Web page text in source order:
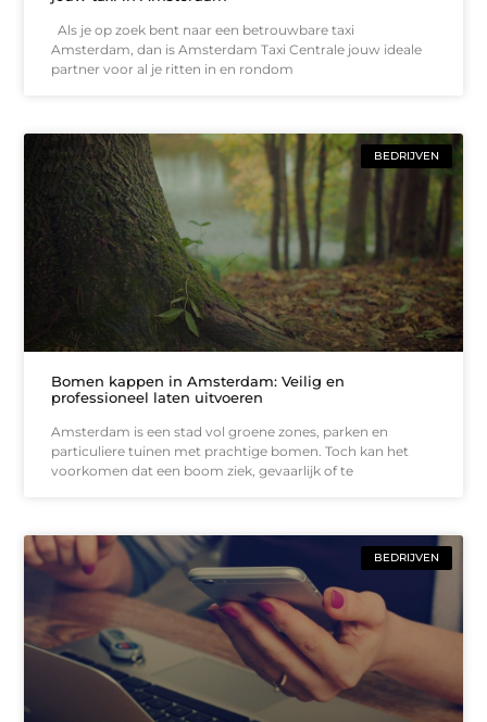
Als je op zoek bent naar een betrouwbare taxi
Amsterdam, dan is Amsterdam Taxi Centrale jouw ideale
partner voor al je ritten in en rondom
BEDRIJVEN
Bomen kappen in Amsterdam: Veilig en
professioneel laten uitvoeren
Amsterdam is een stad vol groene zones, parken en
particuliere tuinen met prachtige bomen. Toch kan het
voorkomen dat een boom ziek, gevaarlijk of te
BEDRIJVEN